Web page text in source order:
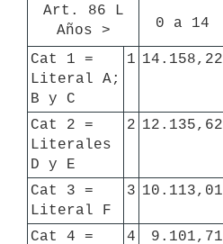
Art. 86 L
Años >
0 a 14
Cat 1 =
Literal A;
B y C
1 14.158,22
Cat 2 =
Literales
D y E
2 12.135,62
Cat 3 =
Literal F
3 10.113,01
Cat 4 =
4 9.101,71